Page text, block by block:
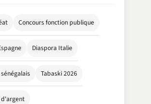
Concours fonction publique
Diaspora Italie
Tabaski 2026